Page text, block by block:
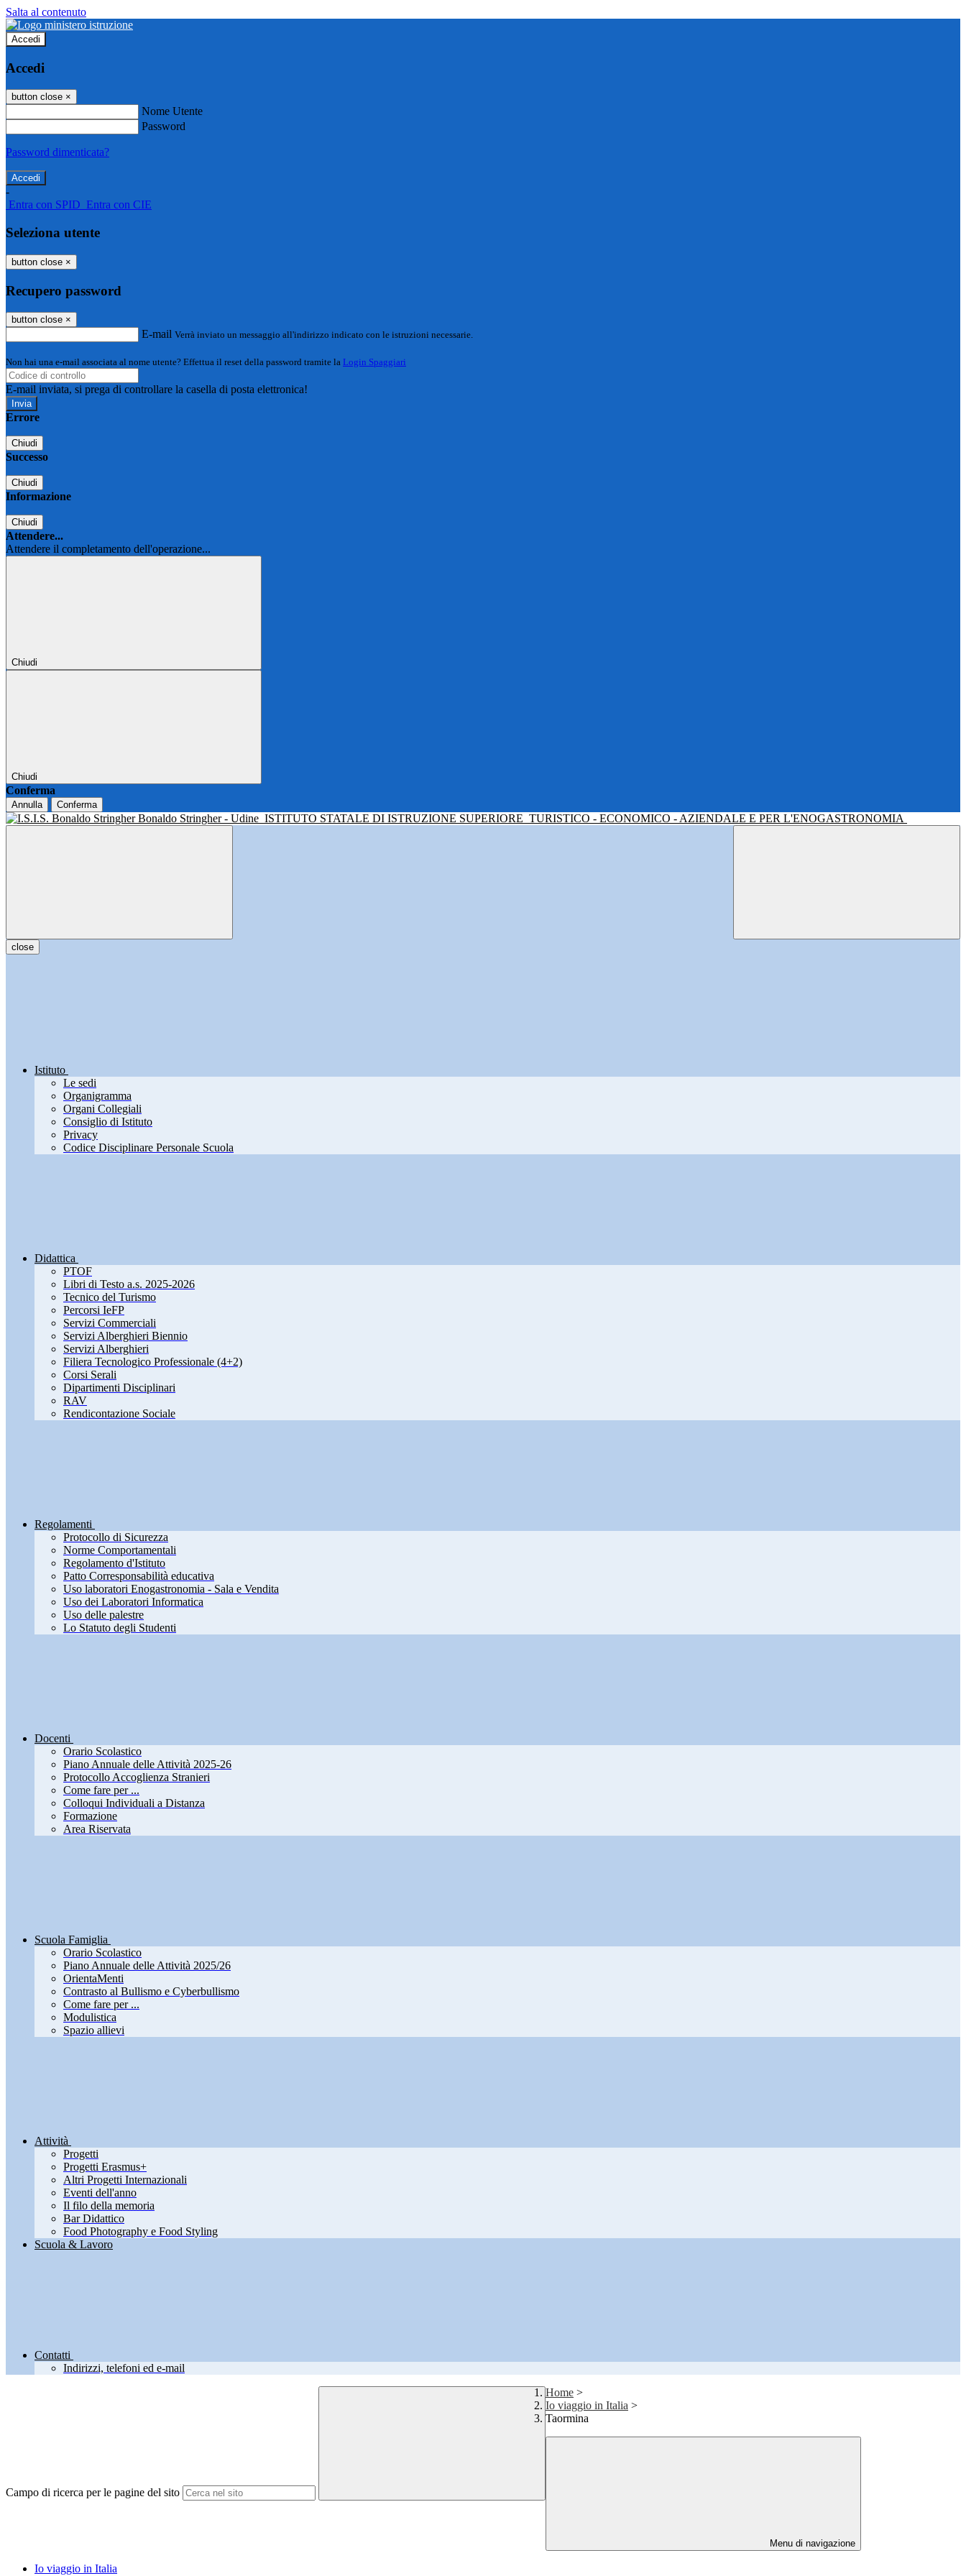
Salta al contenuto
Accedi
Accedi
button close ×
Nome Utente
Password
Password dimenticata?
-
Entra con SPID Entra con CIE
Seleziona utente
button close ×
Recupero password
button close ×
E-mail Verrà inviato un messaggio all'indirizzo indicato con le istruzioni necessarie.
Non hai una e-mail associata al nome utente? Effettua il reset della password tramite la Login Spaggiari
E-mail inviata, si prega di controllare la casella di posta elettronica!
Errore
Chiudi
Successo
Chiudi
Informazione
Chiudi
Attendere...
Attendere il completamento dell'operazione...
Chiudi
Chiudi
Conferma
Annulla Conferma
Bonaldo Stringher - Udine ISTITUTO STATALE DI ISTRUZIONE SUPERIORE TURISTICO - ECONOMICO - AZIENDALE E PER L'ENOGASTRONOMIA
close
Istituto
Le sedi
Organigramma
Organi Collegiali
Consiglio di Istituto
Privacy
Codice Disciplinare Personale Scuola
Didattica
PTOF
Libri di Testo a.s. 2025-2026
Tecnico del Turismo
Percorsi IeFP
Servizi Commerciali
Servizi Alberghieri Biennio
Servizi Alberghieri
Filiera Tecnologico Professionale (4+2)
Corsi Serali
Dipartimenti Disciplinari
RAV
Rendicontazione Sociale
Regolamenti
Protocollo di Sicurezza
Norme Comportamentali
Regolamento d'Istituto
Patto Corresponsabilità educativa
Uso laboratori Enogastronomia - Sala e Vendita
Uso dei Laboratori Informatica
Uso delle palestre
Lo Statuto degli Studenti
Docenti
Orario Scolastico
Piano Annuale delle Attività 2025-26
Protocollo Accoglienza Stranieri
Come fare per ...
Colloqui Individuali a Distanza
Formazione
Area Riservata
Scuola Famiglia
Orario Scolastico
Piano Annuale delle Attività 2025/26
OrientaMenti
Contrasto al Bullismo e Cyberbullismo
Come fare per ...
Modulistica
Spazio allievi
Attività
Progetti
Progetti Erasmus+
Altri Progetti Internazionali
Eventi dell'anno
Il filo della memoria
Bar Didattico
Food Photography e Food Styling
Scuola & Lavoro
Contatti
Indirizzi, telefoni ed e-mail
Campo di ricerca per le pagine del sito
Home >
Io viaggio in Italia >
Taormina
Menu di navigazione
Io viaggio in Italia